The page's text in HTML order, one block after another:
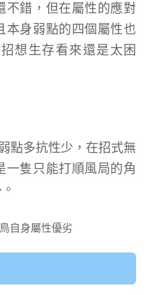
不錯，但在屬性的應對
本身弱點的四個屬性也
想生存看來還是太困
點多抗性少，在招式無
一隻只能打順風局的角